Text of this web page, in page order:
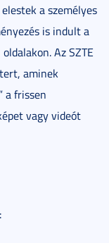
a személyes
is indult a
Az SZTE
aminek
a frissen
vagy videót